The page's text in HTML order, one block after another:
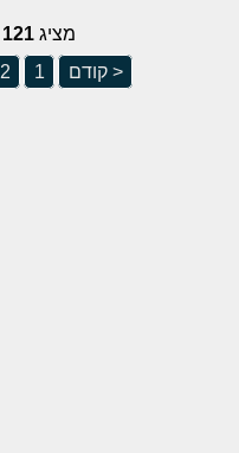
מציג 121 - 137
< קודם
1
2